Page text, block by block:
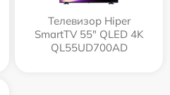
Телевизор Hiper
SmartTV 55" QLED 4K
QL55UD700AD